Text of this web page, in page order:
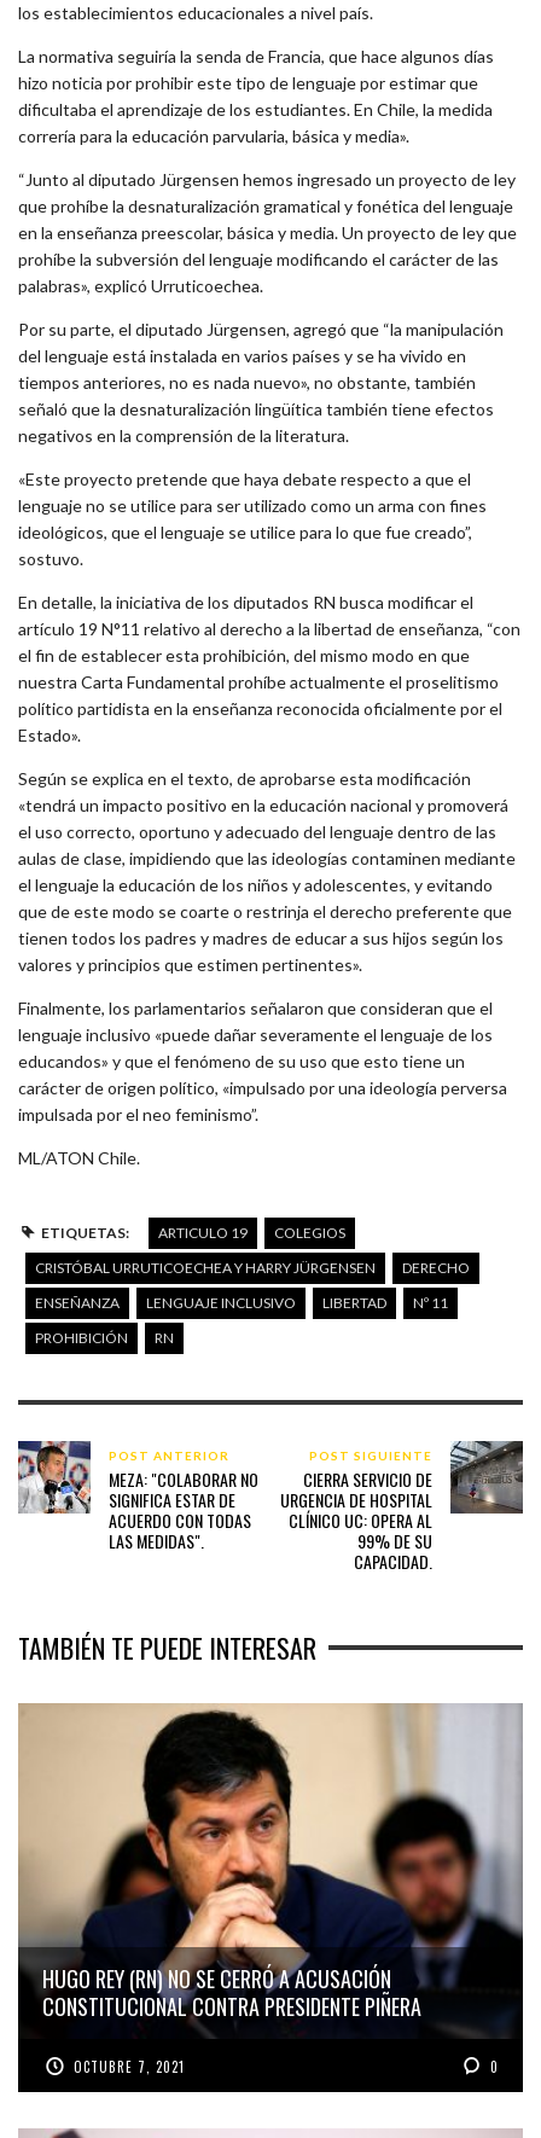
los establecimientos educacionales a nivel país.
La normativa seguiría la senda de Francia, que hace algunos días
hizo noticia por prohibir este tipo de lenguaje por estimar que
dificultaba el aprendizaje de los estudiantes. En Chile, la medida
correría para la educación parvularia, básica y media».
“Junto al diputado Jürgensen hemos ingresado un proyecto de ley
que prohíbe la desnaturalización gramatical y fonética del lenguaje
en la enseñanza preescolar, básica y media. Un proyecto de ley que
prohíbe la subversión del lenguaje modificando el carácter de las
palabras», explicó Urruticoechea.
Por su parte, el diputado Jürgensen, agregó que “la manipulación
del lenguaje está instalada en varios países y se ha vivido en
tiempos anteriores, no es nada nuevo», no obstante, también
señaló que la desnaturalización lingüítica también tiene efectos
negativos en la comprensión de la literatura.
«Este proyecto pretende que haya debate respecto a que el
lenguaje no se utilice para ser utilizado como un arma con fines
ideológicos, que el lenguaje se utilice para lo que fue creado”,
sostuvo.
En detalle, la iniciativa de los diputados RN busca modificar el
artículo 19 N°11 relativo al derecho a la libertad de enseñanza, “con
el fin de establecer esta prohibición, del mismo modo en que
nuestra Carta Fundamental prohíbe actualmente el proselitismo
político partidista en la enseñanza reconocida oficialmente por el
Estado».
Según se explica en el texto, de aprobarse esta modificación
«tendrá un impacto positivo en la educación nacional y promoverá
el uso correcto, oportuno y adecuado del lenguaje dentro de las
aulas de clase, impidiendo que las ideologías contaminen mediante
el lenguaje la educación de los niños y adolescentes, y evitando
que de este modo se coarte o restrinja el derecho preferente que
tienen todos los padres y madres de educar a sus hijos según los
valores y principios que estimen pertinentes».
Finalmente, los parlamentarios señalaron que consideran que el
lenguaje inclusivo «puede dañar severamente el lenguaje de los
educandos» y que el fenómeno de su uso que esto tiene un
carácter de origen político, «impulsado por una ideología perversa
impulsada por el neo feminismo”.
ML/ATON Chile.
ETIQUETAS: ARTICULO 19
COLEGIOS
CRISTÓBAL URRUTICOECHEA Y HARRY JÜRGENSEN
DERECHO
ENSEÑANZA
LENGUAJE INCLUSIVO LIBERTAD
Nº 11
PROHIBICIÓN
RN
POST ANTERIOR
MEZA: "COLABORAR NO
SIGNIFICA ESTAR DE
ACUERDO CON TODAS
LAS MEDIDAS".
POST SIGUIENTE
CIERRA SERVICIO DE
URGENCIA DE HOSPITAL
CLÍNICO UC: OPERA AL
99% DE SU
CAPACIDAD.
TAMBIÉN TE PUEDE INTERESAR
HUGO REY (RN) NO SE CERRÓ A ACUSACIÓN
CONSTITUCIONAL CONTRA PRESIDENTE PIÑERA
OCTUBRE 7, 2021 0